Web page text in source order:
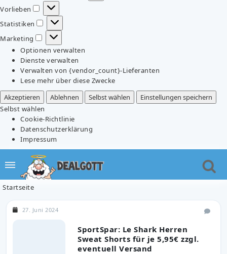
Vorlieben
Vorlieben
Statistiken
Statistiken
Marketing
Marketing
Optionen verwalten
Dienste verwalten
Verwalten von {vendor_count}-Lieferanten
Lese mehr über diese Zwecke
Akzeptieren
Ablehnen Selbst wählen
Einstellungen speichern
Selbst wählen
Cookie-Richtlinie
Datenschutzerklärung
Impressum
Startseite
SportSpar: Le Shark Herren
Sweat Shorts für je 5,95€ zzgl.
eventuell Versand
27. Juni 2024